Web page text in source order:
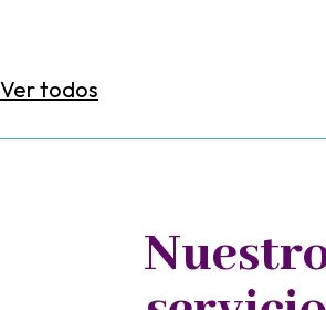
Ver todos